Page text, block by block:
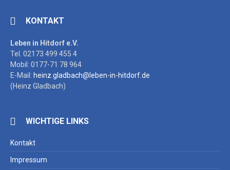
KONTAKT
Leben in Hitdorf e.V.
Tel. 02173 499 455 4
Mobil: 0177-71 78 964
E-Mail: heinz.gladbach@leben-in-hitdorf.de
(Heinz Gladbach)
WICHTIGE LINKS
Kontakt
Impressum